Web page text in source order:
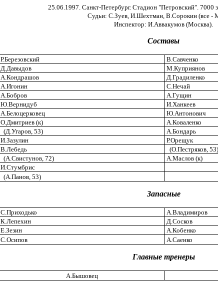
25.06.1997. Санкт-Петербург. Стадион "Петровский". 7000
Судьи: С.Зуев, И.Шехтман, В.Сорокин (все -
Инспектор: И.Аввакумов (Москва).
Составы
Р.Березовский
В.Савченко
Д.Давыдов
М.Куприянов
А.Кондрашов
Д.Градиленко
А.Игонин
С.Нечай
А.Бобров
А.Гущин
Ю.Вернидуб
И.Ханкеев
А.Белоцерковец
Ю.Антонович
О.Дмитриев (к)
А.Коваленко
(Д.Угаров, 53)
А.Бондарь
И.Зазулин
Р.Орещук
В.Лебедь
(О.Пестряков, 53)
(А.Свистунов, 72)
А.Маслов (к)
И.Стумбрис
(А.Панов, 53)
Запасные
С.Приходько
А.Владимиров
К.Лепехин
Д.Сосков
Е.Зезин
А.Кобенко
С.Осипов
А.Саенко
Главные тренеры
А.Бышовец